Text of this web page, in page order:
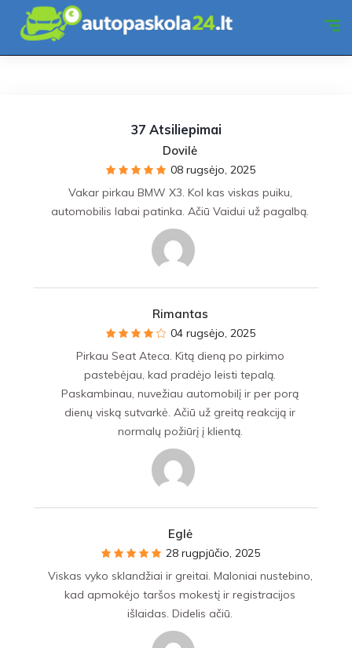
37 Atsiliepimai
Dovilė
08 rugsėjo, 2025
Vakar pirkau BMW X3. Kol kas viskas puiku,
automobilis labai patinka. Ačiū Vaidui už pagalbą.
Rimantas
04 rugsėjo, 2025
Pirkau Seat Ateca. Kitą dieną po pirkimo
pastebėjau, kad pradėjo leisti tepalą.
Paskambinau, nuvežiau automobilį ir per porą
dienų viską sutvarkė. Ačiū už greitą reakciją ir
normalų požiūrį į klientą.
Eglė
28 rugpjūčio, 2025
Viskas vyko sklandžiai ir greitai. Maloniai nustebino,
kad apmokėjo taršos mokestį ir registracijos
išlaidas. Didelis ačiū.